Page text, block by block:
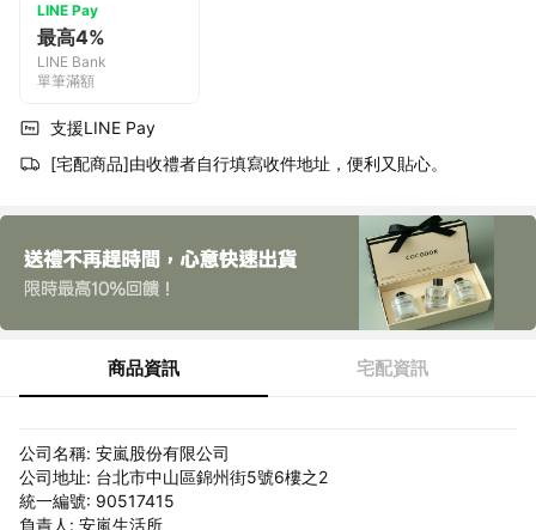
LINE Pay
最高4%
LINE Bank
單筆滿額
支援LINE Pay
[宅配商品]由收禮者自行填寫收件地址，便利又貼心。
商品資訊 宅配資訊
公司名稱: 安嵐股份有限公司
公司地址: 台北市中山區錦州街5號6樓之2
統一編號: 90517415
負責人: 安嵐生活所